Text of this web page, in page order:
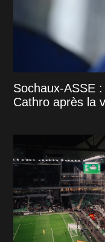
Sochaux-ASSE
Cathro après la